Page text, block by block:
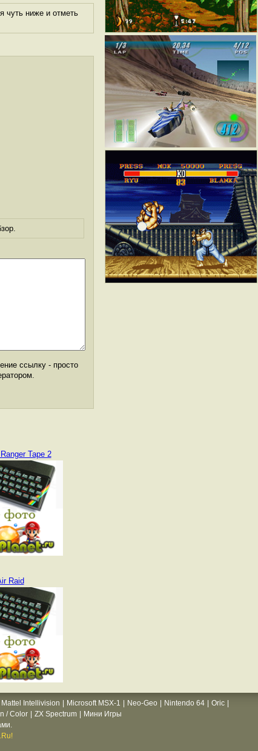
чуть ниже и отметь
ссылку - просто
Tape 2
Raid
Mattel Intellivision Microsoft MSX-1 Neo-Geo Nintendo 64 Oric
/ Color ZX Spectrum
Мини Игры